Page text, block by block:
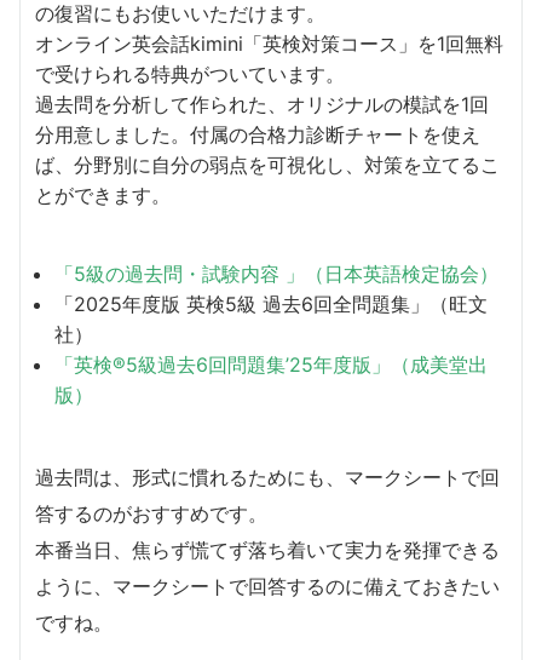
の復習にもお使いいただけます。
オンライン英会話kimini「英検対策コース」を1回無料
で受けられる特典がついています。
過去問を分析して作られた、オリジナルの模試を1回
分用意しました。付属の合格力診断チャートを使え
ば、分野別に自分の弱点を可視化し、対策を立てるこ
とができます。
「5級の過去問・試験内容 」（日本英語検定協会）
「2025年度版 英検5級 過去6回全問題集」（旺文
社）
「英検®5級過去6回問題集’25年度版」（成美堂出
版）
過去問は、形式に慣れるためにも、マークシートで回
答するのがおすすめです。
本番当日、焦らず慌てず落ち着いて実力を発揮できる
ように、マークシートで回答するのに備えておきたい
ですね。